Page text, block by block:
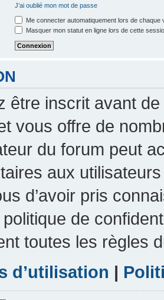
J’ai oublié mon mot de passe
Me connecter automatiquement lors de chaque
Masquer mon statut en ligne lors de cette
être inscrit avant
vous offre de
du forum peut
aux
d’avoir pris
de
toutes les règles
d’utilisation |